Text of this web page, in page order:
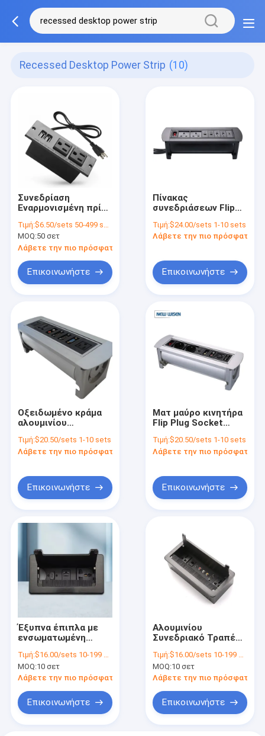
Recessed Desktop Power Strip (10)
Συνεδρίαση
Εναρμονισμένη πρίζα
γραφείου Με 2 θύρες
USB
Τιμή:$6.50/sets 50-499 sets
MOQ:50 σετ
Λάβετε την πιο πρόσφατη τιμή
Επικοινωνήστε
Πίνακας
συνεδριάσεων Flip
σημεία γραφείου
Επιπλοστάσιο
ρεύματος
Τιμή:$24.00/sets 1-10 sets
Λάβετε την πιο πρόσφατη
Επικοινωνήστε
Οξειδωμένο κράμα
αλουμινίου
γραμμή ηλεκτρικής
ενέργειας γραφείου
Τιμή:$20.50/sets 1-10 sets
Λάβετε την πιο πρόσφατη τιμή
Επικοινωνήστε
Ματ μαύρο κινητήρα
Flip Plug Socket
Power Strip Για
ηλεκτρικά γραφείου
Τιμή:$20.50/sets 1-10 sets
Λάβετε την πιο πρόσφατη
Επικοινωνήστε
Έξυπνα έπιπλα με
ενσωματωμένη
ενέργειας USB C
πύλη επιτραπέζιας
επιφάνειας με RJ45
γκρομέτ
Τιμή:$16.00/sets 10-199 sets
MOQ:10 σετ
Λάβετε την πιο πρόσφατη τιμή
Επικοινωνήστε
Αλουμινίου
Συνεδριακό Τραπέζι
Κρυμμένο
Εμπιστέυεται
Δυναμική Λωρίδα Με
Τιμή:$16.00/sets 10-199 sets
MOQ:10 σετ
Λάβετε την πιο πρόσφατη
Επικοινωνήστε